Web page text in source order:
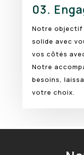
03.
Notre objectif
solide avec
vos côtés
Notre
besoins,
votre choix.